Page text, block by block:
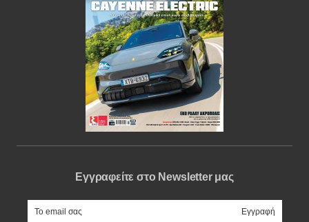
Εγγραφείτε στο Newsletter μας
e-mail